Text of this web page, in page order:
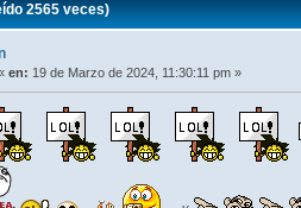
2565 veces)
en: 19 de Marzo de 2024, 11:30:11 pm »